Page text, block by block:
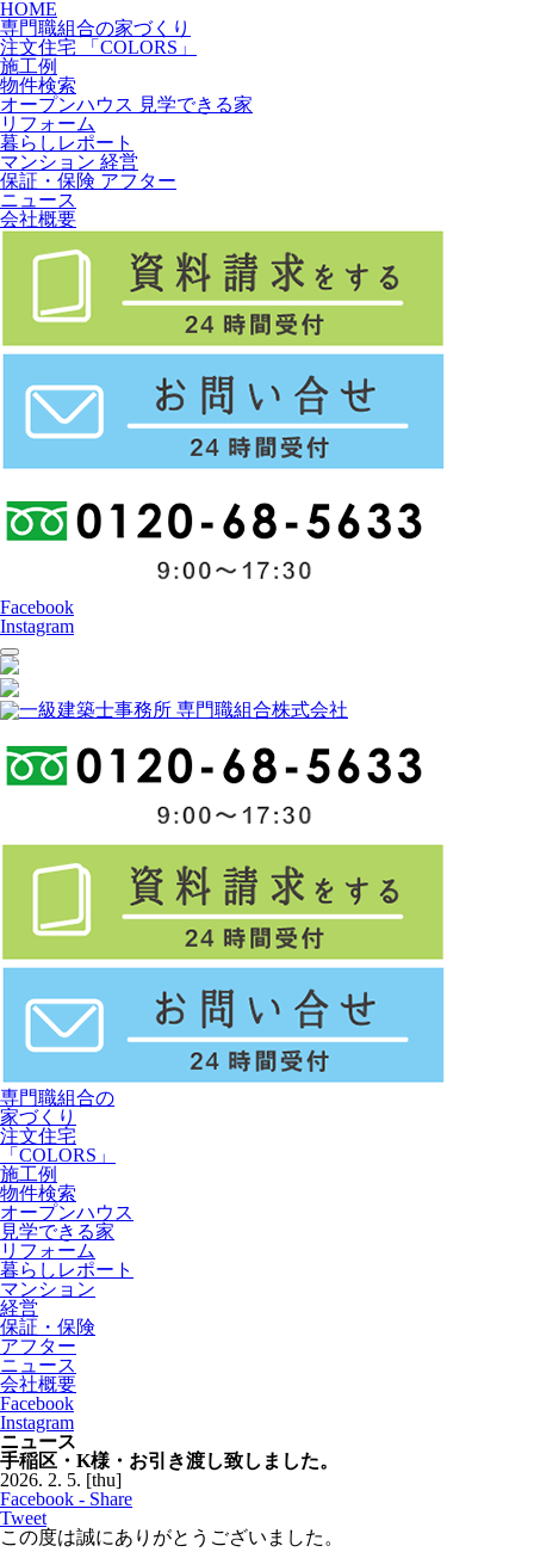
HOME
専門職組合の家づくり
注文住宅 「COLORS」
施工例
物件検索
オープンハウス 見学できる家
リフォーム
暮らしレポート
マンション 経営
保証・保険 アフター
ニュース
会社概要
Facebook
Instagram
専門職組合の
家づくり
注文住宅
「COLORS」
施工例
物件検索
オープンハウス
見学できる家
リフォーム
暮らしレポート
マンション
経営
保証・保険
アフター
ニュース
会社概要
Facebook
Instagram
ニュース
手稲区・K様・お引き渡し致しました。
2026. 2. 5. [thu]
Facebook - Share
Tweet
この度は誠にありがとうございました。